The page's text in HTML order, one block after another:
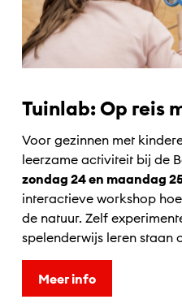
Tuinlab: Op reis
Voor gezinnen met
leerzame activiteit bij de
zondag 24 en maandag
interactieve workshop
de natuur. Zelf
spelenderwijs leren staan
Meer info